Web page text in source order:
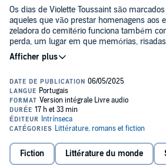
Os dias de Violette Toussaint são
aqueles que vão prestar homenagens aos
zeladora do cemitério funciona também
perda, um lugar em que memórias,
a xícaras de café ou taças de vinho. Com a
coveiros e o padre da região, Violette forma
se combinam?
infância conturbada, um marido
profundas —, mas encontra conforto entre
seu cemitério. Sua rotina é interrompida, no
de Julien Seul, um homem que insiste em
no túmulo de um completo desconhecido.
atitude estranha está ligada ao passado
encontro promete desenterrar sentimentos
À medida que os laços entre os vivos e os
obstinada na felicidade, mesmo após
comovente e poética ode ao cotidiano,
Fiction Littérature du monde